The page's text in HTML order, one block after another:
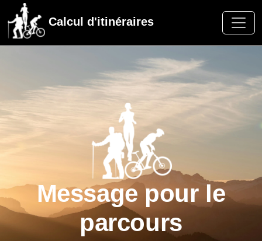
Calcul d'itinéraires
Message pour le
parcours